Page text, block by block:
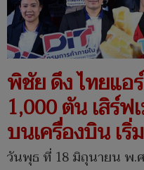
พิชัย ดึง ไทยแอ
1,000 ตัน เสิร์ฟ
บนเครื่องบิน เริ่
วันพุธ ที่ 18 มิถุนายน พ.ศ